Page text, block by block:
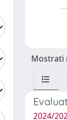
Mostrati
2024/